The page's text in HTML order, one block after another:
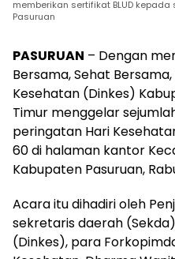
memberikan sertifikat BLUD
Pasuruan
PASURUAN – Dengan
Bersama, Sehat
Kesehatan (Dinkes)
Timur menggelar
peringatan Hari
60 di halaman kantor
Kabupaten Pasuruan,
Acara itu dihadiri oleh
sekretaris daerah
(Dinkes), para